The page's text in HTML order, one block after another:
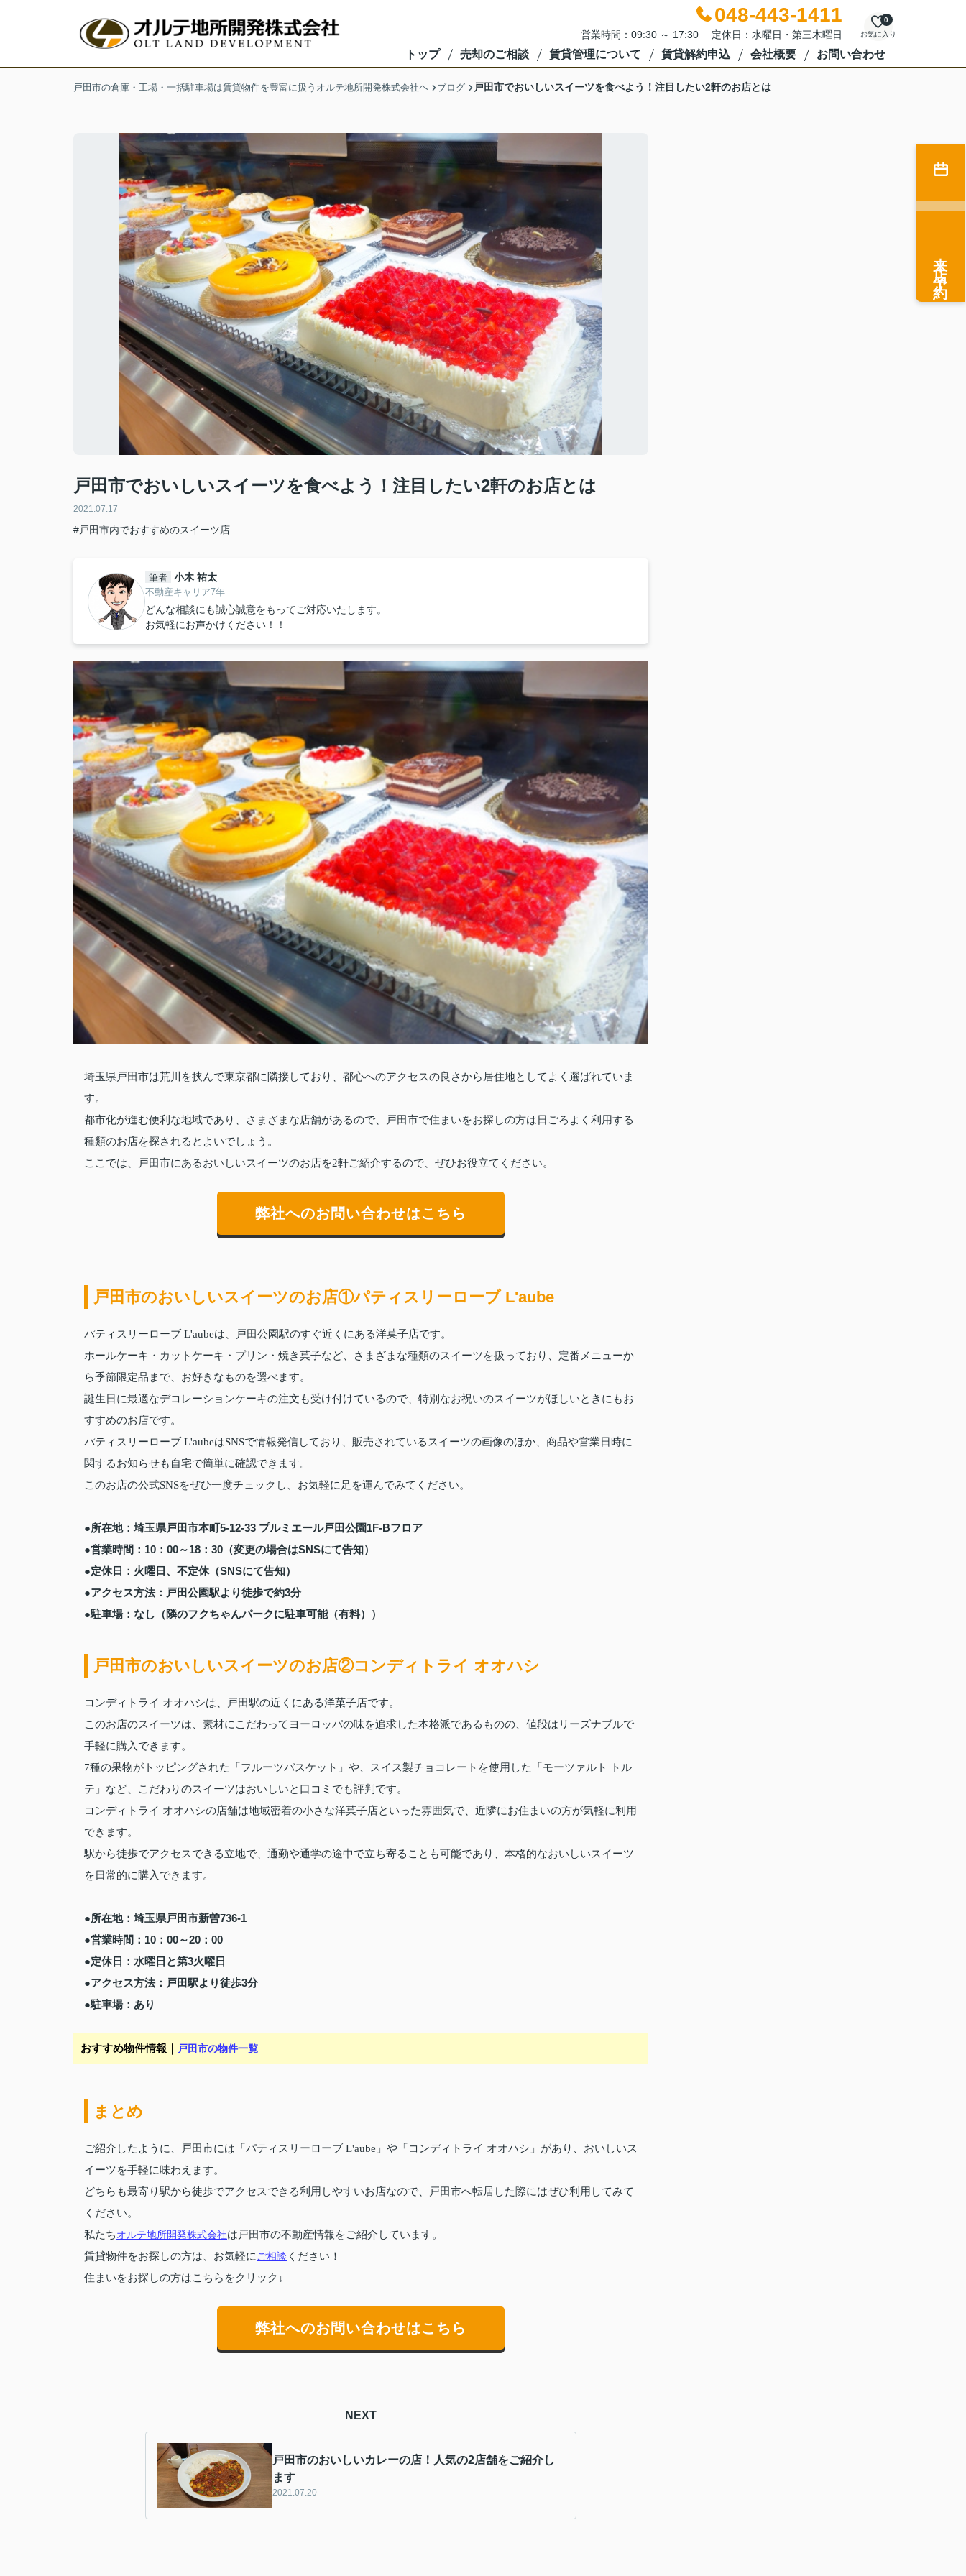
048-443-1411
営業時間：09:30 ～ 17:30 定休日：水曜日・第三木曜日 お気に入り
0
トップ 売却のご相談 賃貸管理について 賃貸解約申込 会社概要 お問い合わせ
戸田市の倉庫・工場・一括駐車場は賃貸物件を豊富に扱うオルテ地所開発株式会社ヘ ブログ 戸田市でおいしいスイーツを食べよう！注目したい2軒のお店とは
戸田市でおいしいスイーツを食べよう！注目したい2軒のお店とは
2021.07.17
#戸田市内でおすすめのスイーツ店
筆者 小木 祐太
不動産キャリア7年
どんな相談にも誠心誠意をもってご対応いたします。
お気軽にお声かけください！！
埼玉県戸田市は荒川を挟んで東京都に隣接しており、都心へのアクセスの良さから居住地としてよく選ばれていま
す。
都市化が進む便利な地域であり、さまざまな店舗があるので、戸田市で住まいをお探しの方は日ごろよく利用する
種類のお店を探されるとよいでしょう。
ここでは、戸田市にあるおいしいスイーツのお店を2軒ご紹介するので、ぜひお役立てください。
弊社へのお問い合わせはこちら
戸田市のおいしいスイーツのお店①パティスリーローブ L'aube
パティスリーローブ L'aubeは、戸田公園駅のすぐ近くにある洋菓子店です。
ホールケーキ・カットケーキ・プリン・焼き菓子など、さまざまな種類のスイーツを扱っており、定番メニューか
ら季節限定品まで、お好きなものを選べます。
誕生日に最適なデコレーションケーキの注文も受け付けているので、特別なお祝いのスイーツがほしいときにもお
すすめのお店です。
パティスリーローブ L'aubeはSNSで情報発信しており、販売されているスイーツの画像のほか、商品や営業日時に
関するお知らせも自宅で簡単に確認できます。
このお店の公式SNSをぜひ一度チェックし、お気軽に足を運んでみてください。
●所在地：埼玉県戸田市本町5‐12‐33 プルミエール戸田公園1F‐Bフロア
●営業時間：10：00～18：30（変更の場合はSNSにて告知）
●定休日：火曜日、不定休（SNSにて告知）
●アクセス方法：戸田公園駅より徒歩で約3分
●駐車場：なし（隣のフクちゃんパークに駐車可能（有料））
戸田市のおいしいスイーツのお店②コンディトライ オオハシ
コンディトライ オオハシは、戸田駅の近くにある洋菓子店です。
このお店のスイーツは、素材にこだわってヨーロッパの味を追求した本格派であるものの、値段はリーズナブルで
手軽に購入できます。
7種の果物がトッピングされた「フルーツバスケット」や、スイス製チョコレートを使用した「モーツァルト トル
テ」など、こだわりのスイーツはおいしいと口コミでも評判です。
コンディトライ オオハシの店舗は地域密着の小さな洋菓子店といった雰囲気で、近隣にお住まいの方が気軽に利用
できます。
駅から徒歩でアクセスできる立地で、通勤や通学の途中で立ち寄ることも可能であり、本格的なおいしいスイーツ
を日常的に購入できます。
●所在地：埼玉県戸田市新曽736‐1
●営業時間：10：00～20：00
●定休日：水曜日と第3火曜日
●アクセス方法：戸田駅より徒歩3分
●駐車場：あり
おすすめ物件情報｜ 戸田市の物件一覧
まとめ
ご紹介したように、戸田市には「パティスリーローブ L'aube」や「コンディトライ オオハシ」があり、おいしいス
イーツを手軽に味わえます。
どちらも最寄り駅から徒歩でアクセスできる利用しやすいお店なので、戸田市へ転居した際にはぜひ利用してみて
ください。
私たちオルテ地所開発株式会社は戸田市の不動産情報をご紹介しています。
賃貸物件をお探しの方は、お気軽に ご相談 ください！
住まいをお探しの方はこちらをクリック↓
弊社へのお問い合わせはこちら
NEXT
戸田市のおいしいカレーの店！人気の2店舗をご紹介し
ます
2021.07.20
来店予約